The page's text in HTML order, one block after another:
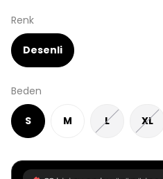
Renk
Desenli
Beden
S M L XL